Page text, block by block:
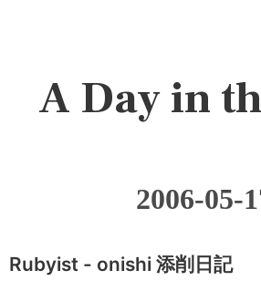
A Day in
2006-05-
Rubyist - onishi 添削日記